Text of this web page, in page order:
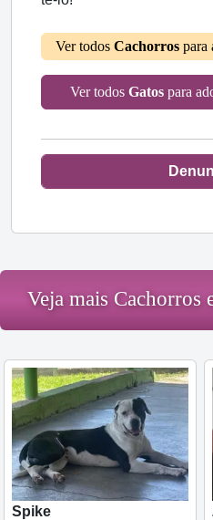
Ver todos Cachorrospara
Ver todos Gatos para
Veja mais Cachorros
Spike